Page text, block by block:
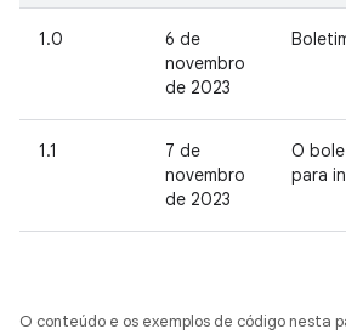
1.0
6 de
novembro
de 2023
1.1
7 de
novembro
de 2023
O
para
O conteúdo e os exemplos de código nesta